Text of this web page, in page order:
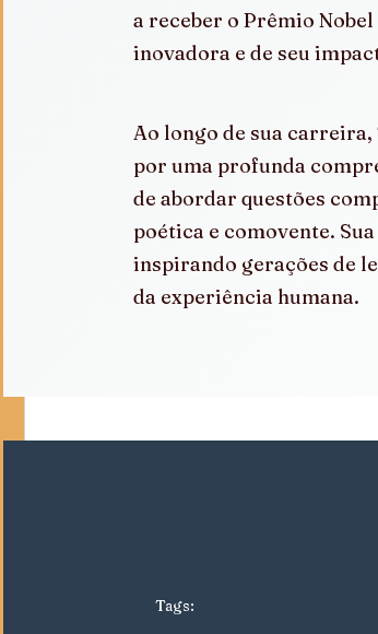
a receber o Prêmio
inovadora e de seu
Ao longo de sua
por uma profunda
de abordar questões
poética e comovente.
inspirando gerações de
da experiência humana.
Tags: